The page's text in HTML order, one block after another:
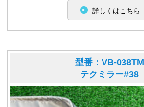
詳しくはこちら
型番：VB-038TM
テクミラー#38